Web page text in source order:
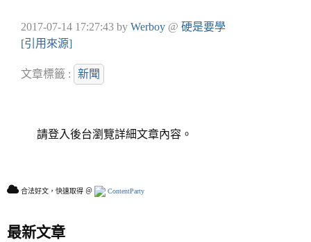
2017-07-14 17:27:43 by Werboy @ 硬是要學
[引用來源]
文章標籤 : 新聞
請登入後台瀏覽詳細文章內容。
合法好文，快速取得 ＠ ContentParty
最新文章